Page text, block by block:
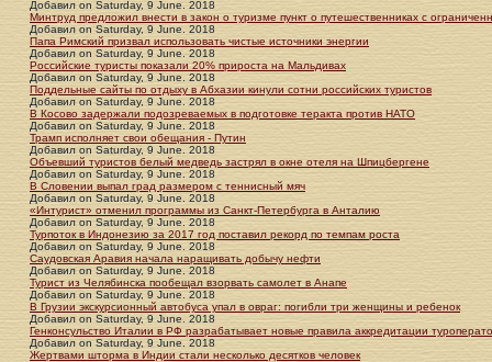
Добавил on Saturday, 9 June. 2018
Минтруд предложил внести в закон о туризме пункт о путешественниках с
Добавил on Saturday, 9 June. 2018
Папа Римский призвал использовать чистые источники энергии
Добавил on Saturday, 9 June. 2018
Российские туристы показали 20% прироста на Мальдивах
Добавил on Saturday, 9 June. 2018
Поддельные сайты по отдыху в Абхазии кинули сотни российских туристов
Добавил on Saturday, 9 June. 2018
В Косово задержали подозреваемых в подготовке теракта против НАТО
Добавил on Saturday, 9 June. 2018
Трамп исполняет свои обещания - Путин
Добавил on Saturday, 9 June. 2018
Объевший туристов белый медведь застрял в окне отеля на Шпицбергене
Добавил on Saturday, 9 June. 2018
В Словении выпал град размером с теннисный мяч
Добавил on Saturday, 9 June. 2018
«Интурист» отменил программы из Санкт-Петербурга в Анталию
Добавил on Saturday, 9 June. 2018
Турпоток в Индонезию за 2017 год поставил рекорд по темпам роста
Добавил on Saturday, 9 June. 2018
Саудовская Аравия начала наращивать добычу нефти
Добавил on Saturday, 9 June. 2018
Турист из Челябинска пообещал взорвать самолет в Анапе
Добавил on Saturday, 9 June. 2018
В Грузии экскурсионный автобуса упал в овраг: погибли три женщины и ребенок
Добавил on Saturday, 9 June. 2018
Генконсульство Италии в РФ разрабатывает новые правила аккредитации
Добавил on Saturday, 9 June. 2018
Жертвами шторма в Индии стали несколько десятков человек